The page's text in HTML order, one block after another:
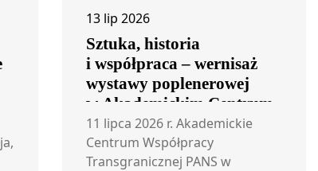
13 lip 2026
Sztuka, historia
i współpraca – wernisaż
wystawy poplenerowej
w Akademickim Centrum
Współpracy
Transgranicznej
11 lipca 2026 r. Akademickie
Centrum Współpracy
Transgranicznej PANS w